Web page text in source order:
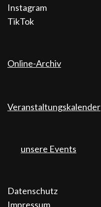
Instagram
TikTok
Online-Archiv
Veranstaltungskalender
unsere Events
Datenschutz
Impressum